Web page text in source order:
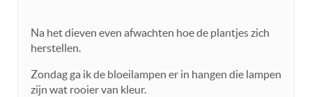
Na het dieven even afwachten hoe de plantjes zich
herstellen.
Zondag ga ik de bloeilampen er in hangen die lampen
zijn wat rooier van kleur.